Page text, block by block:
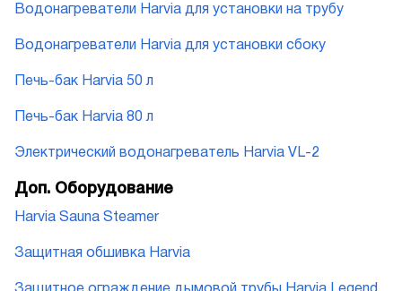
Водонагреватели Harvia для установки на трубу
Водонагреватели Harvia для установки сбоку
Печь-бак Harvia 50 л
Печь-бак Harvia 80 л
Электрический водонагреватель Harvia VL-2
Доп. Оборудование
Harvia Sauna Steamer
Защитная обшивка Harvia